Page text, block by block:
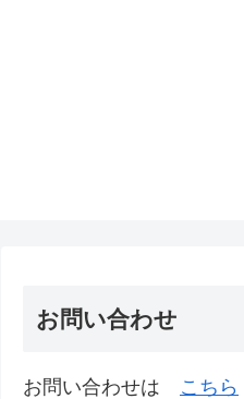
お問い合わせ
お問い合わせは こちら